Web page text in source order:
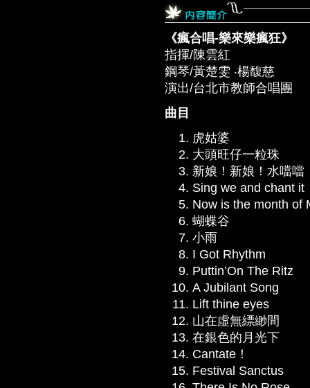
《瘋合唱-樂來樂瘋狂》
指揮/陳雲紅
鋼琴/黃楚雯 ‧楊馥慈
演出/台北市教師合唱團
曲目
虎姑婆
大頭旺仔一粒珠
新娘！新娘！水噹噹
Sing we and chant it
Now is the month of
蝴蝶谷
小雨
I Got Rhythm
Puttin’On The Ritz
A Jubilant Song
Lift thine eyes
山在虛無縹緲間
在銀色的月光下
Cantate！
Festival Sanctus